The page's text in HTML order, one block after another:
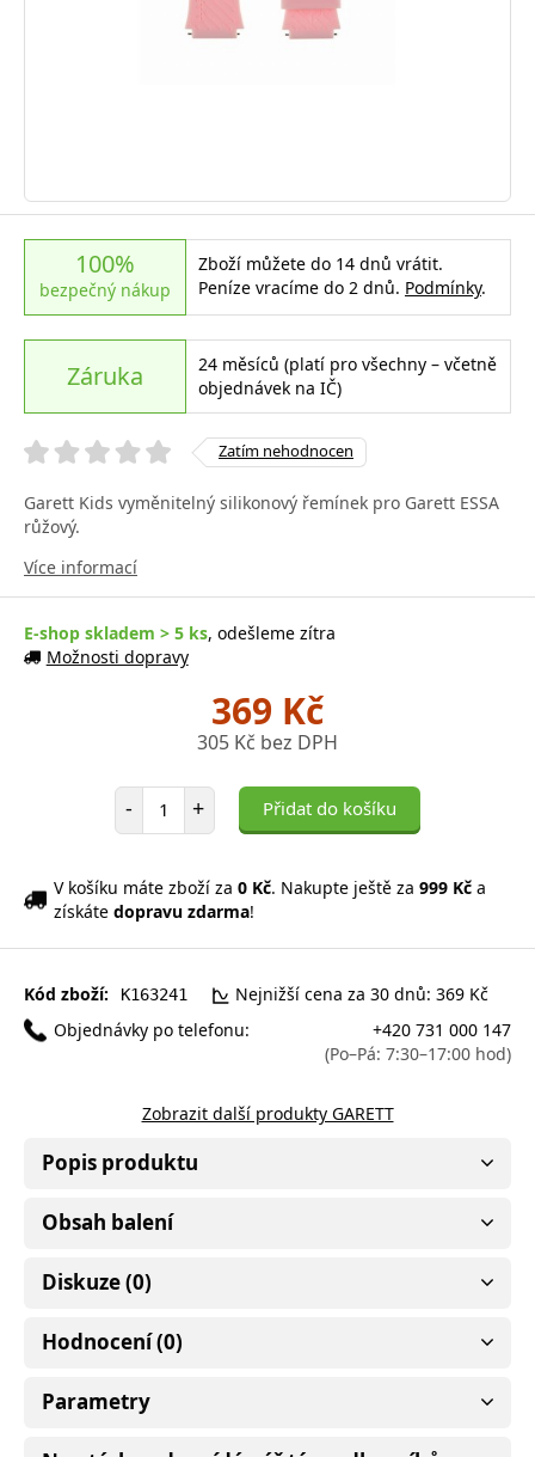
100%
bezpečný nákup
Zboží můžete do 14 dnů vrátit.
Peníze vracíme do 2 dnů. Podmínky.
Záruka
24 měsíců (platí pro všechny – včetně
objednávek na IČ)
Zatím nehodnocen
Garett Kids vyměnitelný silikonový řemínek pro Garett ESSA
růžový.
Více informací
E-shop skladem > 5 ks, odešleme zítra
Možnosti dopravy
369 Kč
305 Kč bez DPH
- Počet položek
+ Přidat do košíku
V košíku máte zboží za 0 Kč. Nakupte ještě za 999 Kč a
získáte dopravu zdarma!
Kód zboží: K163241
Nejnižší cena za 30 dnů: 369 Kč
Objednávky po telefonu:
+420 731 000 147
(Po–Pá: 7:30–17:00 hod)
Zobrazit další produkty GARETT
Popis produktu
Obsah balení
Diskuze (0)
Hodnocení (0)
Parametry